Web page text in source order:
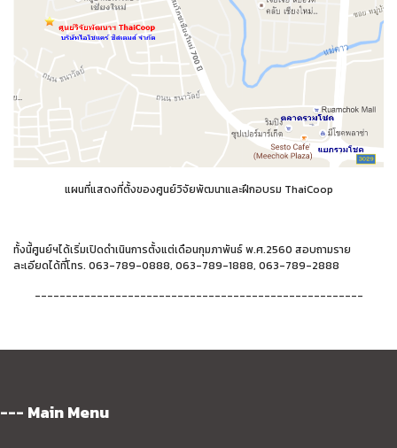
แผนที่แสดงที่ตั้งของศูนย์วิจัยพัฒนาและฝึกอบรม ThaiCoop
ทั้งนี้ศูนย์ฯได้เริ่มเปิดดำเนินการตั้งแต่เดือนกุมภาพันธ์ พ.ศ.2560 สอบถามราย
ละเอียดได้ที่โทร. 063-789-0888, 063-789-1888, 063-789-2888
-----------------------------------------------------
--- Main Menu